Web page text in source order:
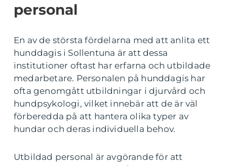
personal
En av de största fördelarna med att anlita ett
hunddagis i Sollentuna är att dessa
institutioner oftast har erfarna och utbildade
medarbetare. Personalen på hunddagis har
ofta genomgått utbildningar i djurvård och
hundpsykologi, vilket innebär att de är väl
förberedda på att hantera olika typer av
hundar och deras individuella behov.
Utbildad personal är avgörande för att